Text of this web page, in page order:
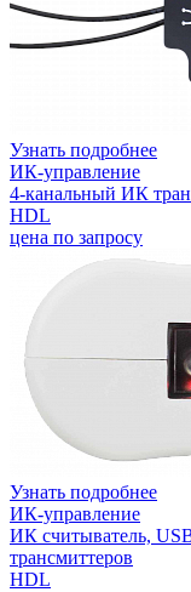
Узнать подробнее
ИК-управление
4-канальный ИК
HDL
цена по запросу
Узнать подробнее
ИК-управление
ИК считыватель,
трансмиттеров
HDL